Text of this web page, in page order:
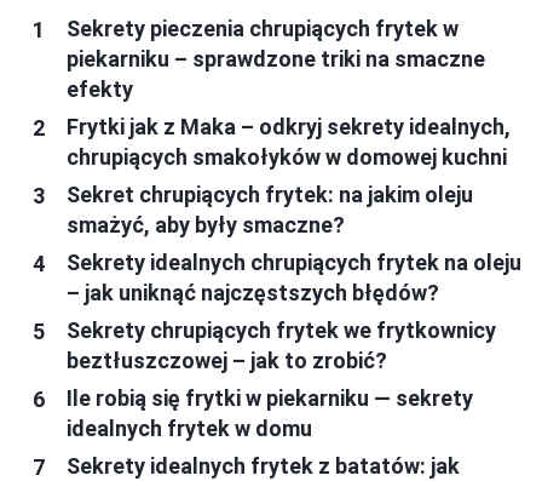
Sekrety pieczenia chrupiących frytek w
piekarniku – sprawdzone triki na smaczne
efekty
Frytki jak z Maka – odkryj sekrety idealnych,
chrupiących smakołyków w domowej kuchni
Sekret chrupiących frytek: na jakim oleju
smażyć, aby były smaczne?
Sekrety idealnych chrupiących frytek na oleju
– jak uniknąć najczęstszych błędów?
Sekrety chrupiących frytek we frytkownicy
beztłuszczowej – jak to zrobić?
Ile robią się frytki w piekarniku — sekrety
idealnych frytek w domu
Sekrety idealnych frytek z batatów: jak